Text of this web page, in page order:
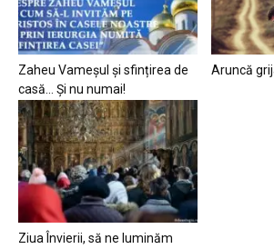
Zaheu Vameșul și sfințirea de
casă… Și nu numai!
Aruncă
Ziua Învierii, să ne luminăm